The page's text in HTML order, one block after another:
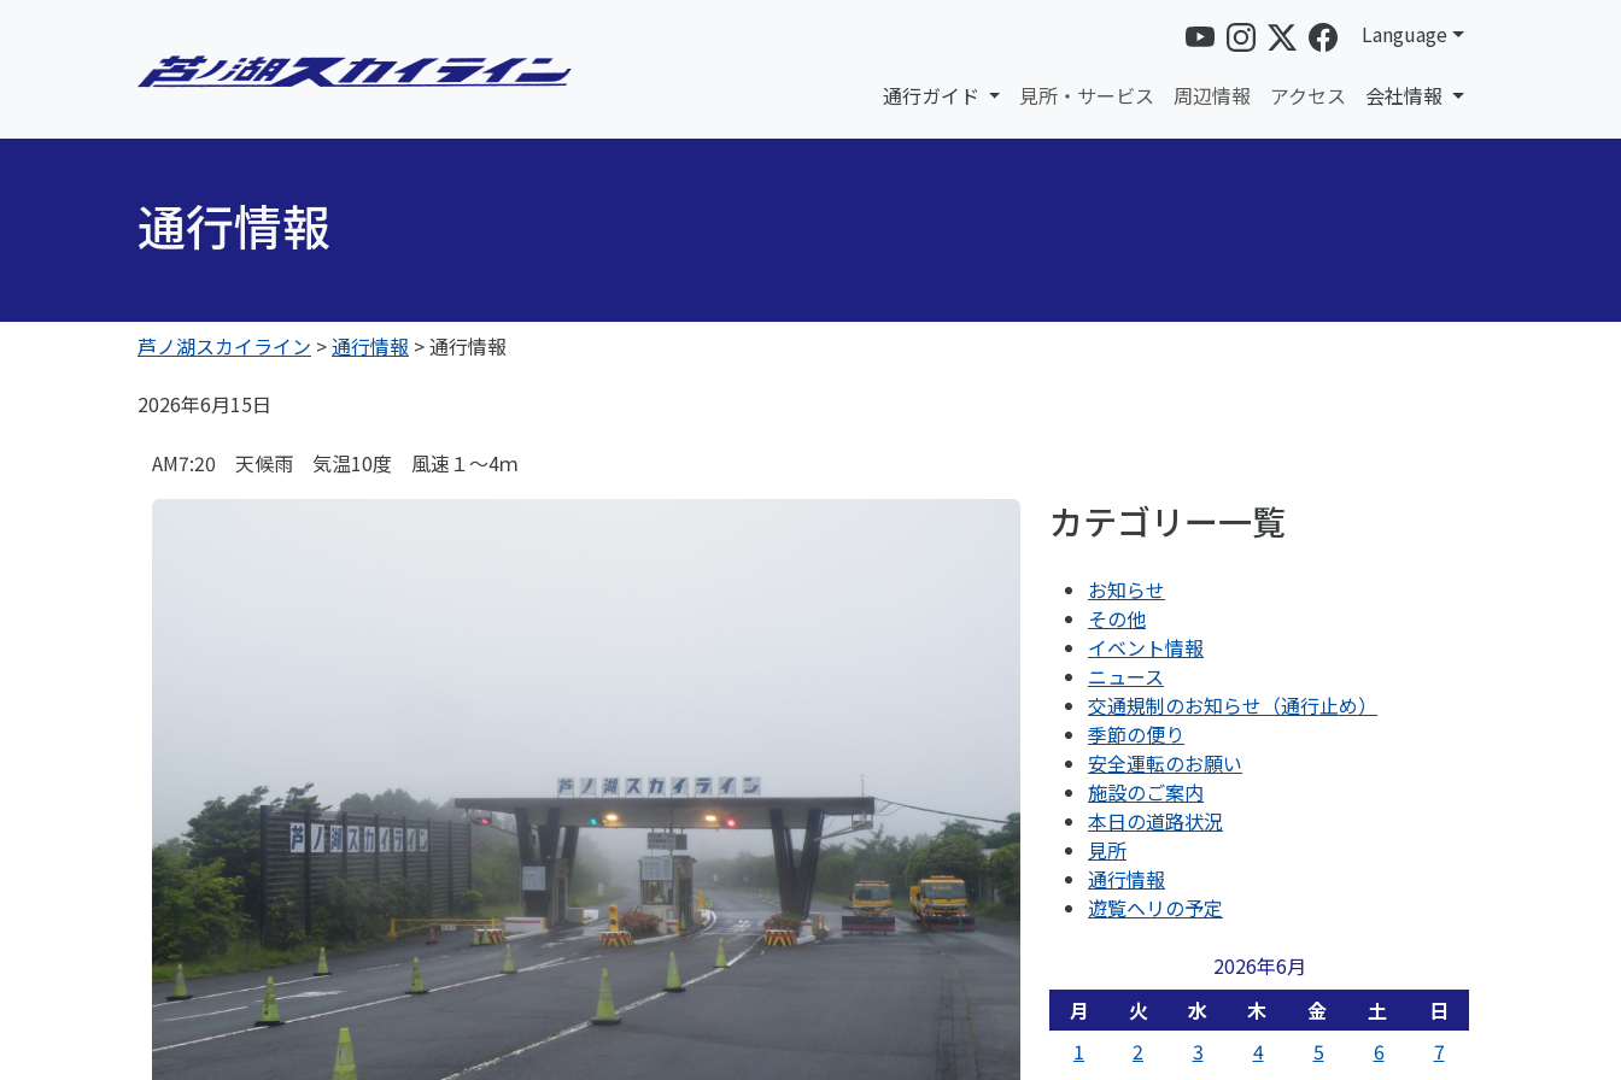
Language
通行ガイド 見所・サービス 周辺情報 アクセス 会社情報
通行情報
芦ノ湖スカイライン >通行情報 >通行情報
2026年6月15日
AM7:20 天候雨 気温10度 風速１～4ｍ
カテゴリー一覧
お知らせ
その他
イベント情報
ニュース
交通規制のお知らせ（通行止め）
季節の便り
安全運転のお願い
施設のご案内
本日の道路状況
見所
通行情報
遊覧ヘリの予定
2026年6月
月
火 水 木 金 土
日
1
2 3 4 5 6
7